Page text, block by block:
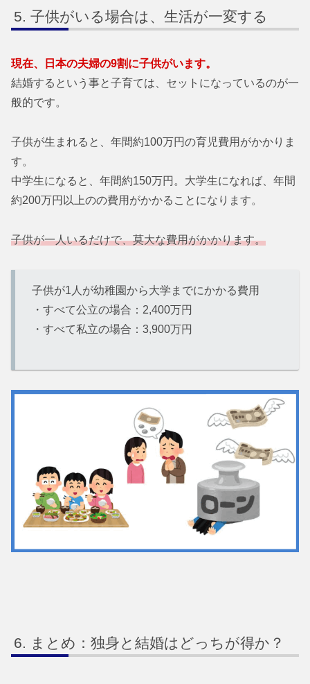
子供がいる場合は、生活が一変する
現在、日本の夫婦の9割に子供がいます。
結婚するという事と子育ては、セットになっているのが一
般的です。
子供が生まれると、年間約100万円の育児費用がかかりま
す。
中学生になると、年間約150万円。大学生になれば、年間
約200万円以上のの費用がかかることになります。
子供が一人いるだけで、莫大な費用がかかります。
子供が1人が幼稚園から大学までにかかる費用
・すべて公立の場合：2,400万円
・すべて私立の場合：3,900万円
まとめ：独身と結婚はどっちが得か？